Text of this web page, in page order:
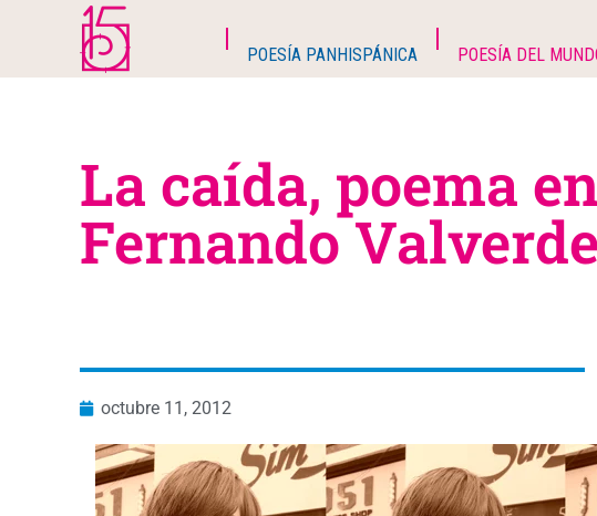
POESÍA PANHISPÁNICA POESÍA DEL
La caída, poema
Fernando Valverde
octubre 11, 2012